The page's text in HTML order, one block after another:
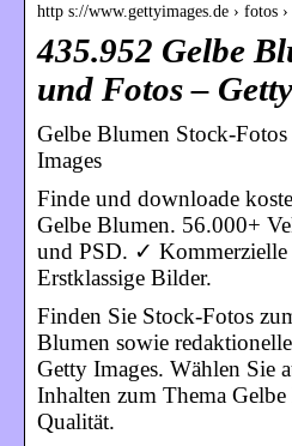
http s://www.gettyimages.de › fotos
435.952 Gelbe
und Fotos –
Gelbe Blumen Stock-
Images
Finde und downloade
Gelbe Blumen. 56.000+
und PSD. ✓
Erstklassige Bilder.
Finden Sie Stock-Fotos
Blumen sowie
Getty Images. Wählen Sie
Inhalten zum Thema
Qualität.